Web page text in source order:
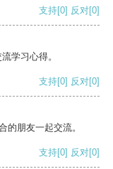
支持[0] 反对[0]
学习心得。
支持[0] 反对[0]
的朋友一起交流。
支持[0] 反对[0]